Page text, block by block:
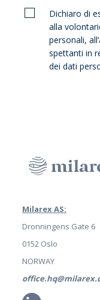
Dichiaro di
alla
personali,
spettanti in
dei dati
Milarex AS:
Dronningens Gate 6
0152 Oslo
NORWAY